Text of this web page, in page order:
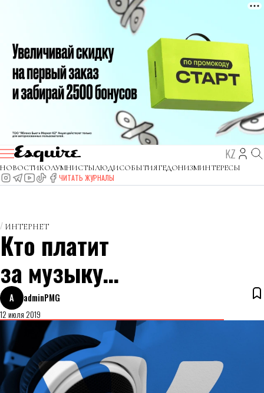
KZ
НОВОСТИКОЛУМНИСТЫЛЮДИСОБЫТИЯГЕДОНИЗМИНТЕРЕСЫ
ЧИТАТЬ ЖУРНАЛЫ
ИНТЕРНЕТ
Кто платит
за музыку…
A
adminPMG
12 июля 2019